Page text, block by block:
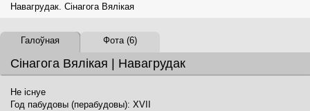
Навагрудак. Сінагога Вялікая
Сінагога Вялікая | Навагрудак
Галоўная Фота (6)
Не існуе
Год пабудовы (перабудовы): XVII